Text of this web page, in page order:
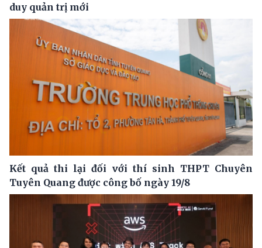
duy quản trị mới
Kết quả thi lại đối với thí sinh THPT Chuyên
Tuyên Quang được công bố ngày 19/8